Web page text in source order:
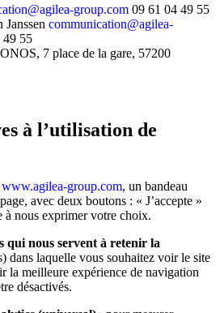
group.com 09 61 04 49 55
Janssen communication@agilea-
49 55
7 place de la gare, 57200
à l’utilisation de
www.agilea-group.com, un bandeau
avec deux boutons : « J’accepte »
à nous exprimer votre choix.
qui nous servent à retenir la
dans laquelle vous souhaitez voir le site
la meilleure expérience de navigation
désactivés.